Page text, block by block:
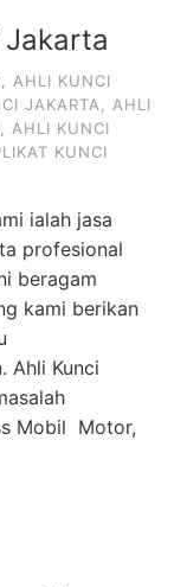
Jakarta
AHLI KUNCI
JAKARTA
AHLI
AHLI KUNCI
KUNCI
ialah jasa
profesional
beragam
kami berikan
Ahli Kunci
Mobil Motor,